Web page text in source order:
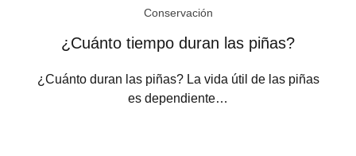
Conservación
¿Cuánto tiempo duran las piñas?
¿Cuánto duran las piñas? La vida útil de las piñas
es dependiente…